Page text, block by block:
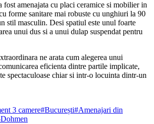
fost amenajata cu placi ceramice si mobilier in
forme sanitare mai robuste cu unghiuri la 90
stil masculin. Desi spatiul este unul foarte
unui dus si a unui dulap suspendat pentru
ne arata cum alegerea unui
eficienta dintre partile implicate,
spectaculoase chiar si intr-o locuinta dintr-un
3 camere#București#Amenajari din